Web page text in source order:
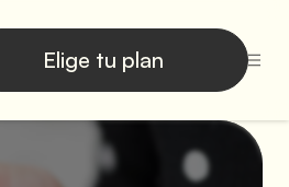
Elige tu plan